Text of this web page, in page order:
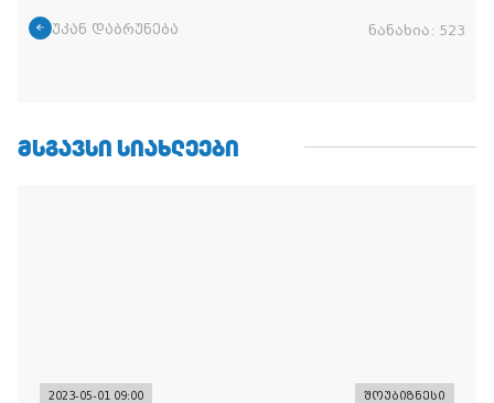
უკან დაბრუნება ნანახია: 523
ᲛᲡᲒᲐᲕᲡᲘ ᲡᲘᲐᲮᲚᲔᲔᲑᲘ
2023-05-01 09:00 შოუბიზნესი